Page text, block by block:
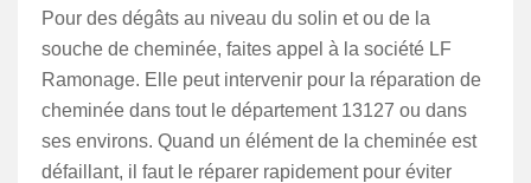
Pour des dégâts au niveau du solin et ou de la
souche de cheminée, faites appel à la société LF
Ramonage. Elle peut intervenir pour la réparation de
cheminée dans tout le département 13127 ou dans
ses environs. Quand un élément de la cheminée est
défaillant, il faut le réparer rapidement pour éviter